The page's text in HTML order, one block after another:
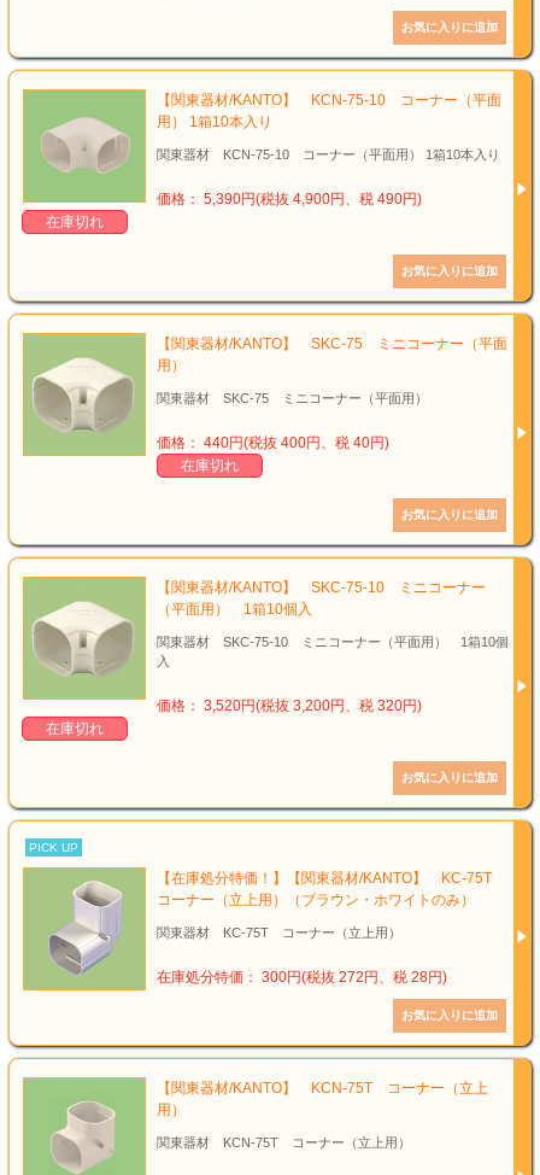
【関東器材/KANTO】 KCN-75-10 コーナー（平面
用） 1箱10本入り
関東器材 KCN-75-10 コーナー（平面用） 1箱10本入り
価格： 5,390円(税抜 4,900円、税 490円)
在庫切れ
【関東器材/KANTO】 SKC-75 ミニコーナー（平面
用）
関東器材 SKC-75 ミニコーナー（平面用）
価格： 440円(税抜 400円、税 40円)
在庫切れ
【関東器材/KANTO】 SKC-75-10 ミニコーナー
（平面用） 1箱10個入
関東器材 SKC-75-10 ミニコーナー（平面用） 1箱10個
入
価格： 3,520円(税抜 3,200円、税 320円)
在庫切れ
PICK UP
【在庫処分特価！】【関東器材/KANTO】 KC-75T
コーナー（立上用）（ブラウン・ホワイトのみ）
関東器材 KC-75T コーナー（立上用）
在庫処分特価： 300円(税抜 272円、税 28円)
【関東器材/KANTO】 KCN-75T コーナー（立上
用）
関東器材 KCN-75T コーナー（立上用）